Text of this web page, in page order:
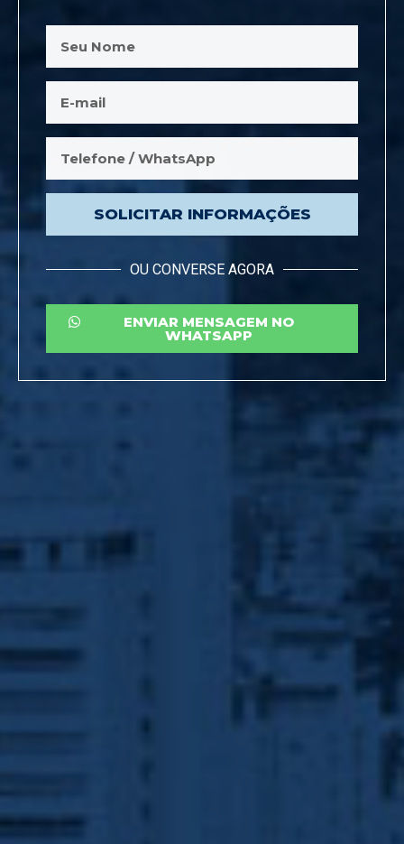
SOLICITAR INFORMAÇÕES
OU CONVERSE AGORA
ENVIAR MENSAGEM NO
WHATSAPP